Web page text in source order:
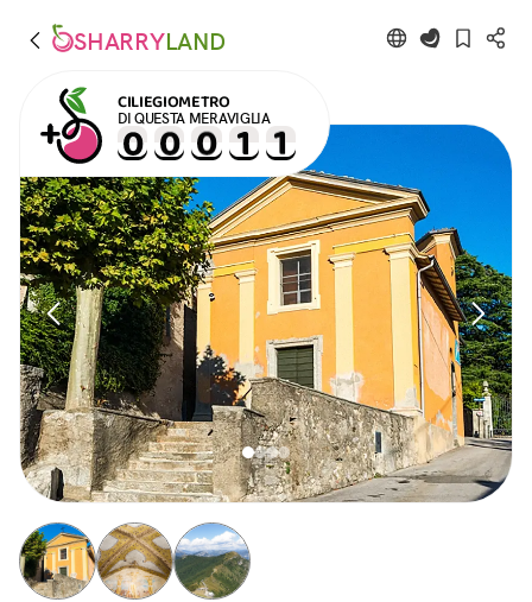
SHARRYLAND
CILIEGIOMETRO
DI QUESTA MERAVIGLIA